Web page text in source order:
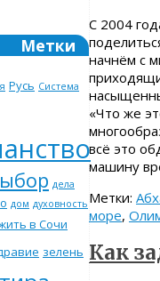
C 2004
начнём с
«Что же
всё это
машину
Метки:
море,
Как
Метки
Русь Система
дела
дом духовность
в Сочи
зелень